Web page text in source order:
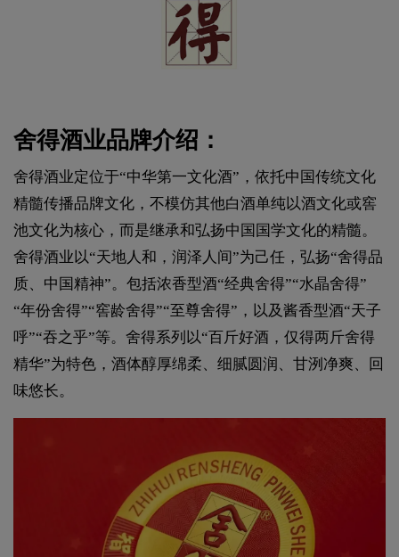
舍得酒业品牌介绍：
舍得酒业定位于“中华第一文化酒”，依托中国传统文化
精髓传播品牌文化，不模仿其他白酒单纯以酒文化或窖
池文化为核心，而是继承和弘扬中国国学文化的精髓。
舍得酒业以“天地人和，润泽人间”为己任，弘扬“舍得品
质、中国精神”。包括浓香型酒“经典舍得”“水晶舍得”
“年份舍得”“窖龄舍得”“至尊舍得”，以及酱香型酒“天子
呼”“吞之乎”等。舍得系列以“百斤好酒，仅得两斤舍得
精华”为特色，酒体醇厚绵柔、细腻圆润、甘洌净爽、回
味悠长。